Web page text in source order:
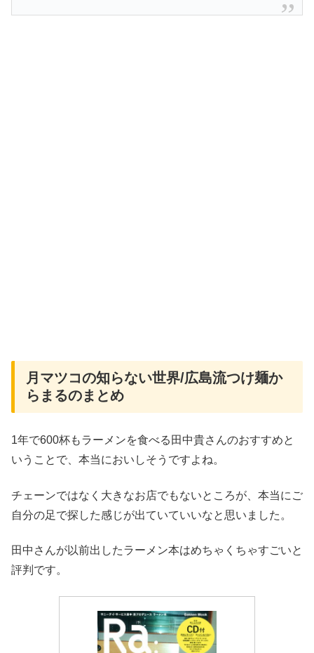
月マツコの知らない世界/広島流つけ麺か
らまるのまとめ
1年で600杯もラーメンを食べる田中貴さんのおすすめと
いうことで、本当においしそうですよね。
チェーンではなく大きなお店でもないところが、本当にご
自分の足で探した感じが出ていていいなと思いました。
田中さんが以前出したラーメン本はめちゃくちゃすごいと
評判です。